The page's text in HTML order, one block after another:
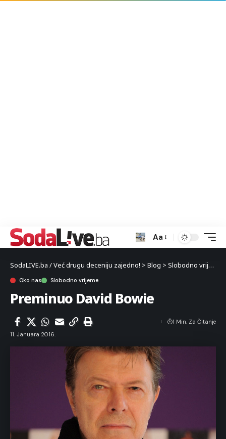
Aa
SodaLIVE.ba / Već drugu deceniju zajedno! > Blog > Slobodno vrijeme
Oko nas Slobodno vrijeme
Preminuo David Bowie
11. Januara 2016.
1 Min. Za Čitanje